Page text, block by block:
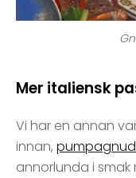
Mer italiensk
Vi har en annan
innan,
annorlunda i smak